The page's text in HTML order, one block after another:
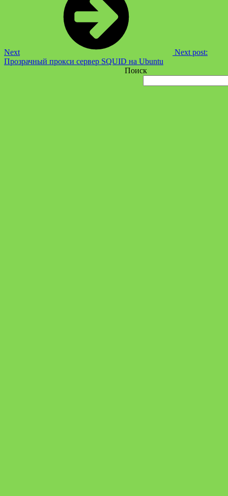
Next
Next post:
Прозрачный прокси сервер SQUID на Ubuntu
Поиск